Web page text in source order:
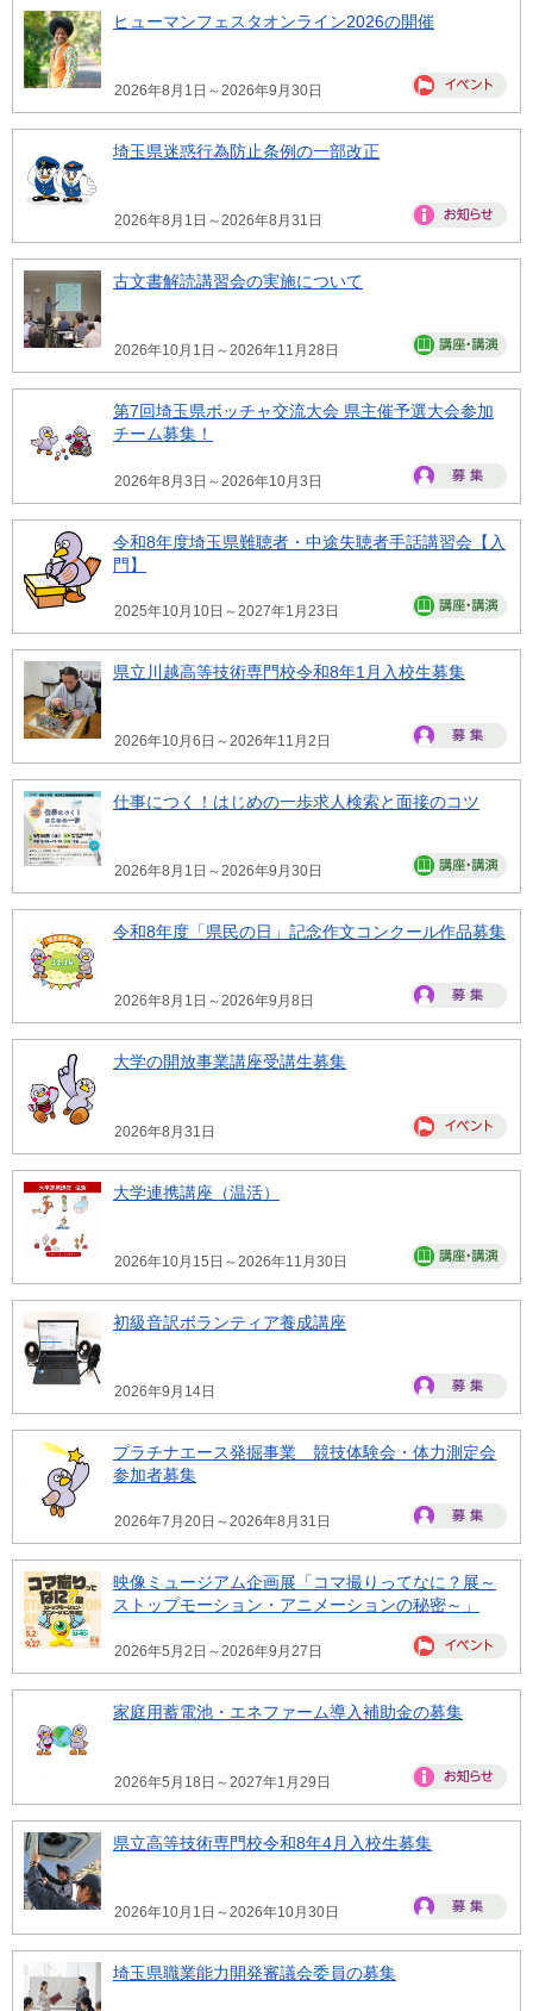
ヒューマンフェスタオンライン2026の開催
2026年8月1日～2026年9月30日
埼玉県迷惑行為防止条例の一部改正
2026年8月1日～2026年8月31日
古文書解読講習会の実施について
2026年10月1日～2026年11月28日
第7回埼玉県ボッチャ交流大会 県主催予選大会参加
チーム募集！
2026年8月3日～2026年10月3日
令和8年度埼玉県難聴者・中途失聴者手話講習会【入
門】
2025年10月10日～2027年1月23日
県立川越高等技術専門校令和8年1月入校生募集
2026年10月6日～2026年11月2日
仕事につく！はじめの一歩求人検索と面接のコツ
2026年8月1日～2026年9月30日
令和8年度「県民の日」記念作文コンクール作品募集
2026年8月1日～2026年9月8日
大学の開放事業講座受講生募集
2026年8月31日
大学連携講座（温活）
2026年10月15日～2026年11月30日
初級音訳ボランティア養成講座
2026年9月14日
プラチナエース発掘事業 競技体験会・体力測定会
参加者募集
2026年7月20日～2026年8月31日
映像ミュージアム企画展「コマ撮りってなに？展～
ストップモーション・アニメーションの秘密～」
2026年5月2日～2026年9月27日
家庭用蓄電池・エネファーム導入補助金の募集
2026年5月18日～2027年1月29日
県立高等技術専門校令和8年4月入校生募集
2026年10月1日～2026年10月30日
埼玉県職業能力開発審議会委員の募集